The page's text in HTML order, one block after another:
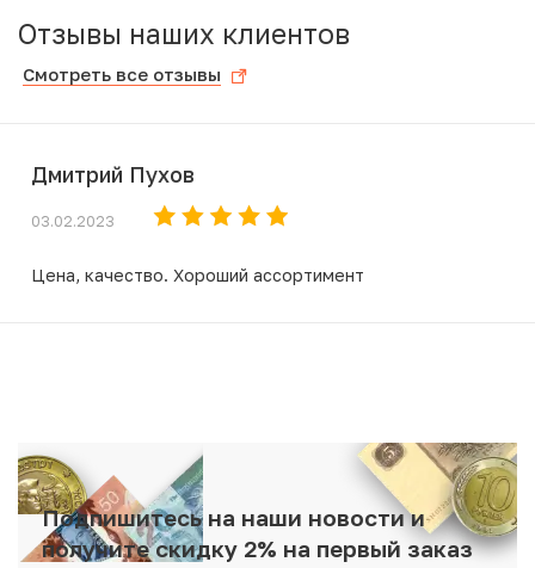
Отзывы наших клиентов
Смотреть все отзывы
Дмитрий Пухов
03.02.2023
Цена, качество. Хороший ассортимент
Подпишитесь на наши новости и
получите скидку 2% на первый заказ